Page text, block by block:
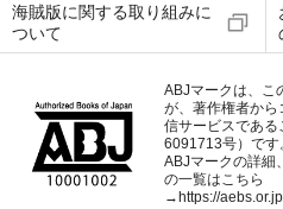
海賊版に関する取り組みに
ついて
ABJマークは、こ
が、著作権者か
信サービスであ
6091713号）です
ABJマークの詳細
の一覧はこちら
→https://